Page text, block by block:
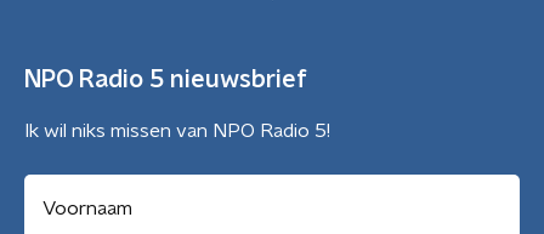
NPO Radio 5 nieuwsbrief
Ik wil niks missen van NPO Radio 5!